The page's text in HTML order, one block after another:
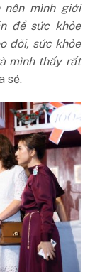
nên mình giới
để sức khỏe
dõi, sức khỏe
mình thấy rất
sẻ.